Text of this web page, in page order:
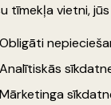
Privātuma
tīmekļa vietni,
Obligāti
Analītiskās
Mārketinga